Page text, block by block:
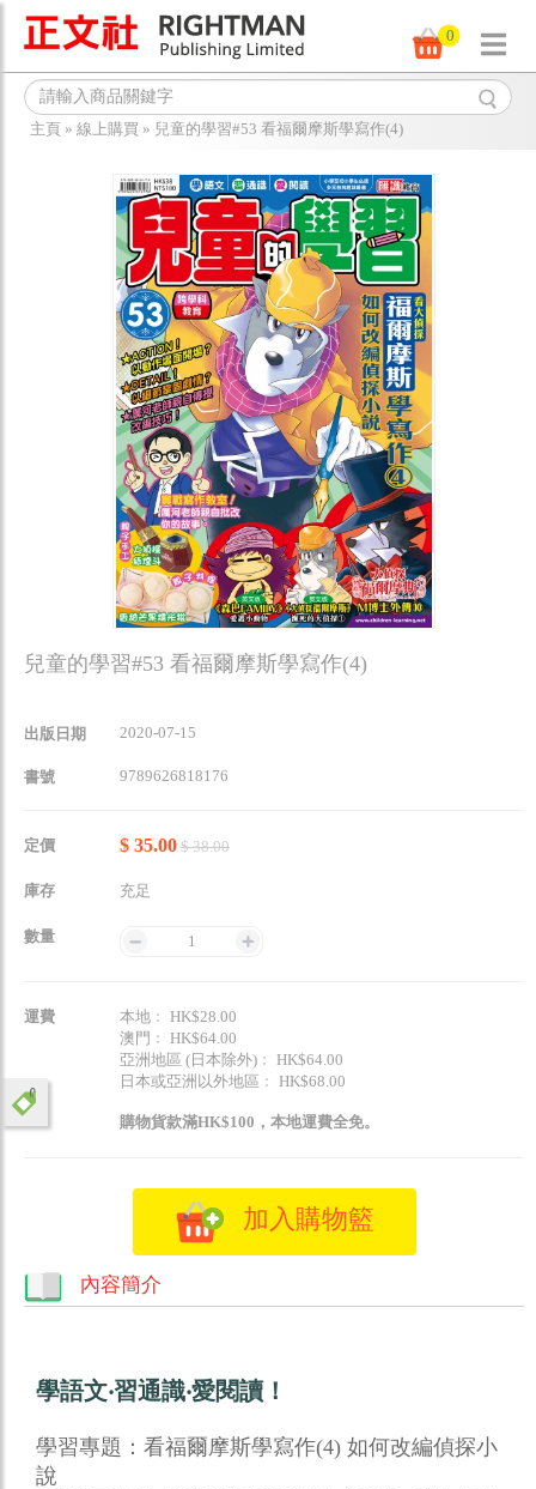
0
主頁 » 線上購買 » 兒童的學習#53 看福爾摩斯學寫作(4)
兒童的學習#53 看福爾摩斯學寫作(4)
出版日期 2020-07-15
書號 9789626818176
定價 $ 35.00 $ 38.00
庫存 充足
數量 1
運費
本地﹕ HK$28.00
澳門﹕ HK$64.00
亞洲地區 (日本除外)﹕ HK$64.00
日本或亞洲以外地區﹕ HK$68.00
購物貨款滿HK$100，本地運費全免。
加入購物籃
內容簡介
學語文‧習通識‧愛閱讀！
學習專題：看福爾摩斯學寫作(4) 如何改編偵探小
說